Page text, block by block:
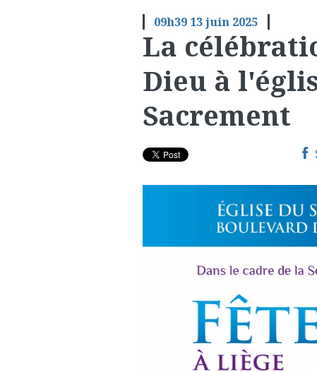
09h39 13juin 2025
La
Dieu à
Sacrement